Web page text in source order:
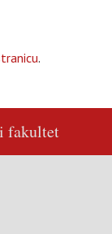
.
fakultet